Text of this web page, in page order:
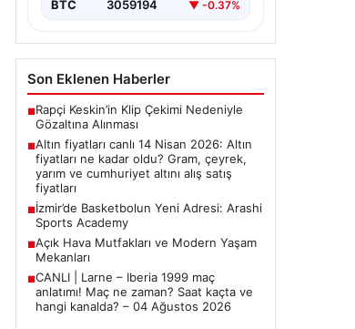
BTC 3059194 ▼ -0.37%
Son Eklenen Haberler
■Rapçi Keskin’in Klip Çekimi Nedeniyle
Gözaltına Alınması
■Altın fiyatları canlı 14 Nisan 2026: Altın
fiyatları ne kadar oldu? Gram, çeyrek,
yarım ve cumhuriyet altını alış satış
fiyatları
■İzmir’de Basketbolun Yeni Adresi: Arashi
Sports Academy
■Açık Hava Mutfakları ve Modern Yaşam
Mekanları
■CANLI | Larne – Iberia 1999 maç
anlatımı! Maç ne zaman? Saat kaçta ve
hangi kanalda? – 04 Ağustos 2026